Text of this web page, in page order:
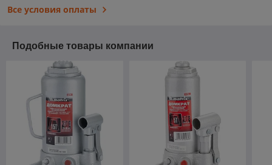
Все условия оплаты
Подобные товары компании